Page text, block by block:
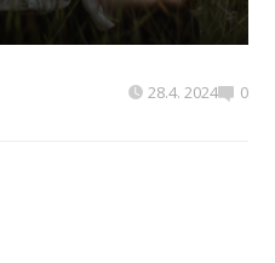
28.4. 2024 0